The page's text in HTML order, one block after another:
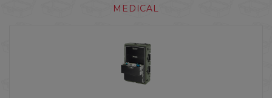
MEDICAL